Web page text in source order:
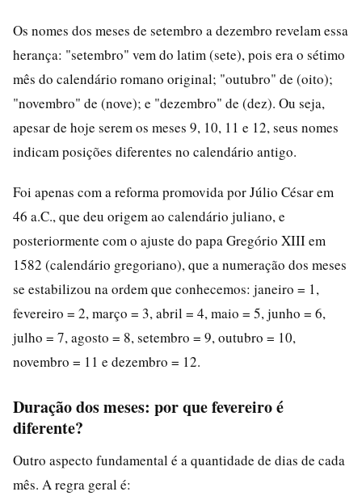
Os nomes dos meses de setembro a dezembro revelam essa
herança: "setembro" vem do latim (sete), pois era o sétimo
mês do calendário romano original; "outubro" de (oito);
"novembro" de (nove); e "dezembro" de (dez). Ou seja,
apesar de hoje serem os meses 9, 10, 11 e 12, seus nomes
indicam posições diferentes no calendário antigo.
Foi apenas com a reforma promovida por Júlio César em
46 a.C., que deu origem ao calendário juliano, e
posteriormente com o ajuste do papa Gregório XIII em
1582 (calendário gregoriano), que a numeração dos meses
se estabilizou na ordem que conhecemos: janeiro = 1,
fevereiro = 2, março = 3, abril = 4, maio = 5, junho = 6,
julho = 7, agosto = 8, setembro = 9, outubro = 10,
novembro = 11 e dezembro = 12.
Duração dos meses: por que fevereiro é
diferente?
Outro aspecto fundamental é a quantidade de dias de cada
mês. A regra geral é: